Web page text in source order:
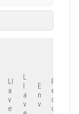
Ll
a
v
e
L
l
a
v
E
n
v
Pr
e
ci
o